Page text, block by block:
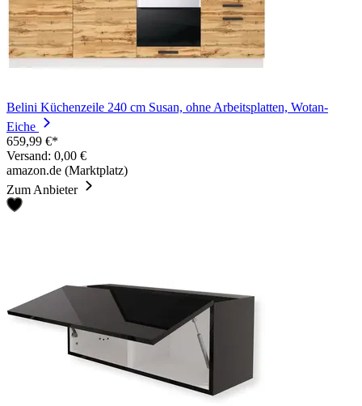
Belini Küchenzeile 240 cm Susan, ohne Arbeitsplatten, Wotan-
Eiche
659,99 €*
Versand: 0,00 €
amazon.de (Marktplatz)
Zum Anbieter